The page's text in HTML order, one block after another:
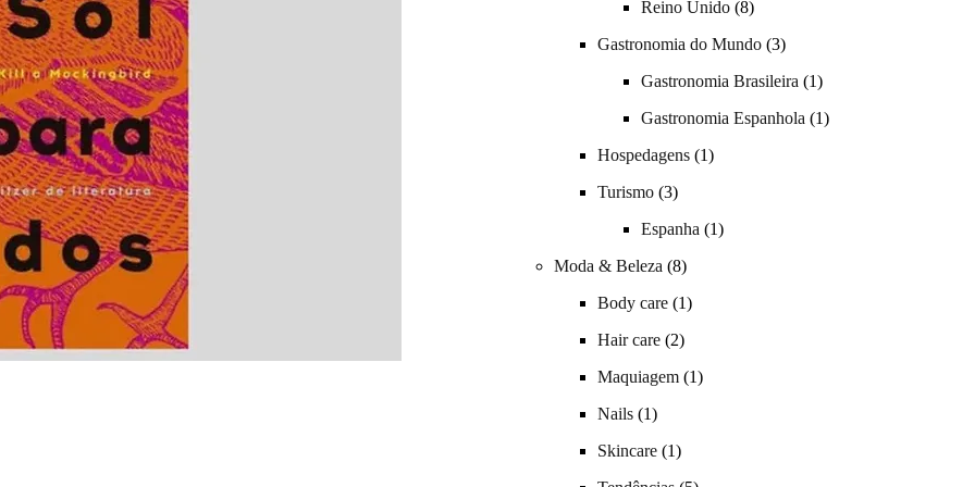
Reino Unido (8)
Gastronomia do Mundo (3)
Gastronomia Brasileira (1)
Gastronomia Espanhola (1)
Hospedagens (1)
Turismo (3)
Espanha (1)
Moda & Beleza (8)
Body care (1)
Hair care (2)
Maquiagem (1)
Nails (1)
Skincare (1)